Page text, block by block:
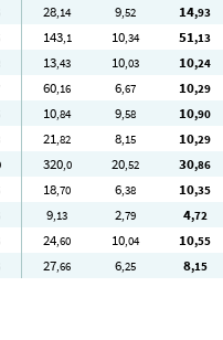
28,14 9,52 14,93
143,1 10,34 51,13
13,43 10,03 10,24
60,16 6,67 10,29
10,84 9,58 10,90
21,82 8,15 10,29
320,0 20,52 30,86
18,70 6,38 10,35
9,13 2,79 4,72
24,60 10,04 10,55
27,66 6,25 8,15